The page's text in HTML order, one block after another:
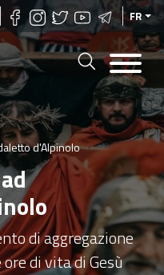
FR
d'Alpinolo
di aggregazione
di vita di Gesù